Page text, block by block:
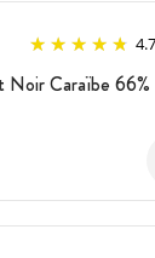
4.7
Noir Caraïbe
: